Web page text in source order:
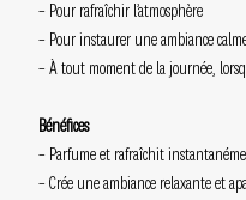
– Pour rafraîchir l’atmosphère
– Pour instaurer une ambiance
– À tout moment de la journée,
Bénéfices
– Parfume et rafraîchit
– Crée une ambiance relaxante et